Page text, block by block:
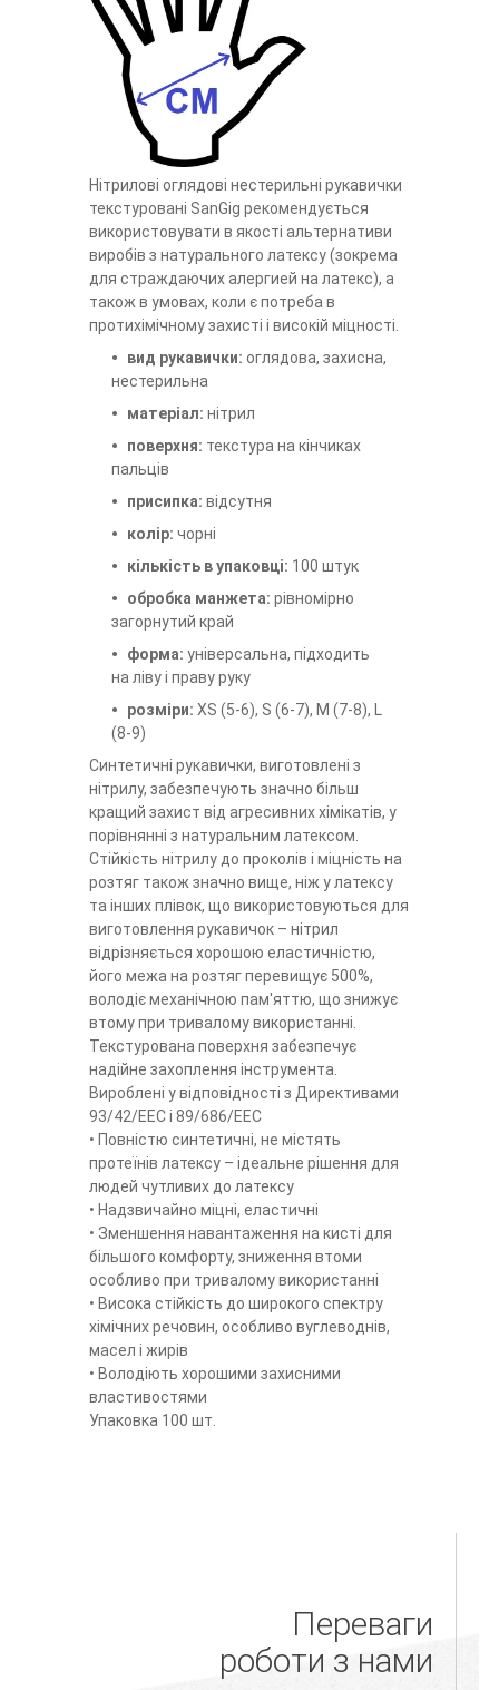
Нітрилові оглядові нестерильні рукавички
текстуровані SanGig рекомендується
використовувати в якості альтернативи
виробів з натурального латексу (зокрема
для страждаючих алергией на латекс), а
також в умовах, коли є потреба в
протихімічному захисті і високій міцності.
вид рукавички: оглядова, захисна,
нестерильна
матеріал: нітрил
поверхня: текстура на кінчиках
пальців
присипка: відсутня
колір: чорні
кількість в упаковці: 100 штук
обробка манжета: рівномірно
загорнутий край
форма: універсальна, підходить
на ліву і праву руку
розміри: XS (5-6), S (6-7), M (7-8), L
(8-9)
Синтетичні рукавички, виготовлені з
нітрилу, забезпечують значно більш
кращий захист від агресивних хімікатів, у
порівнянні з натуральним латексом.
Стійкість нітрилу до проколів і міцність на
розтяг також значно вище, ніж у латексу
та інших плівок, що використовуються для
виготовлення рукавичок – нітрил
відрізняється хорошою еластичністю,
його межа на розтяг перевищує 500%,
володіє механічною пам'яттю, що знижує
втому при тривалому використанні.
Текстурована поверхня забезпечує
надійне захоплення інструмента.
Вироблені у відповідності з Директивами
93/42/ЕЕС і 89/686/ЕЕС
• Повністю синтетичні, не містять
протеїнів латексу – ідеальне рішення для
людей чутливих до латексу
• Надзвичайно міцні, еластичні
• Зменшення навантаження на кисті для
більшого комфорту, зниження втоми
особливо при тривалому використанні
• Висока стійкість до широкого спектру
хімічних речовин, особливо вуглеводнів,
масел і жирів
• Володіють хорошими захисними
властивостями
Упаковка 100 шт.
Переваги
роботи з нами